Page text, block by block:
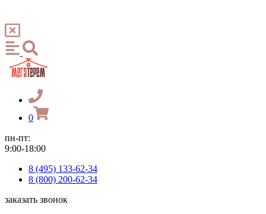
0
пн-пт:
9:00-18:00
8 (495) 133-62-34
8 (800) 200-62-34
заказать звонок